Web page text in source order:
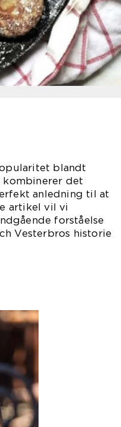
blandt
kombinerer det
anledning til at
artikel vil vi
forståelse
Vesterbros historie